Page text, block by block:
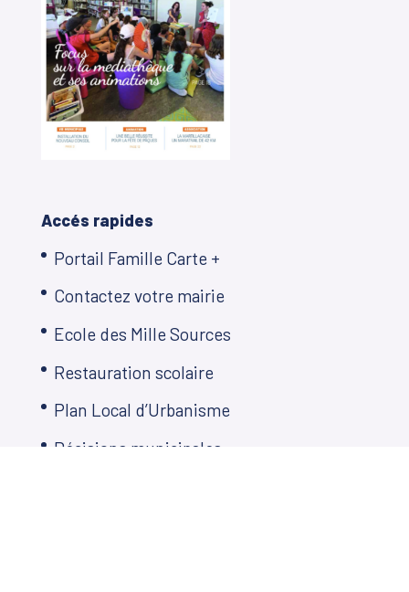
Accés rapides
Portail Famille Carte +
Contactez votre mairie
Ecole des Mille Sources
Restauration scolaire
Plan Local d’Urbanisme
Décisions municipales